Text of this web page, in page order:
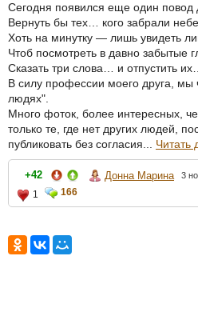
Сегодня появился еще один повод
Вернуть бы тех… кого забрали
Хоть на минутку — лишь увидеть
Чтоб посмотреть в давно забытые
Сказать три слова… и отпустить
В силу профессии моего друга, мы
людях".
Много фоток, более интересных,
только те, где нет других людей,
публиковать без согласия... Читать
+42 Донна Марина 3
1
166